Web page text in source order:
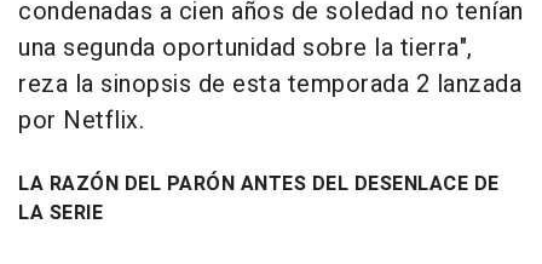
condenadas a cien años de soledad no tenían
una segunda oportunidad sobre la tierra",
reza la sinopsis de esta temporada 2 lanzada
por Netflix.
LA RAZÓN DEL PARÓN ANTES DEL DESENLACE DE
LA SERIE